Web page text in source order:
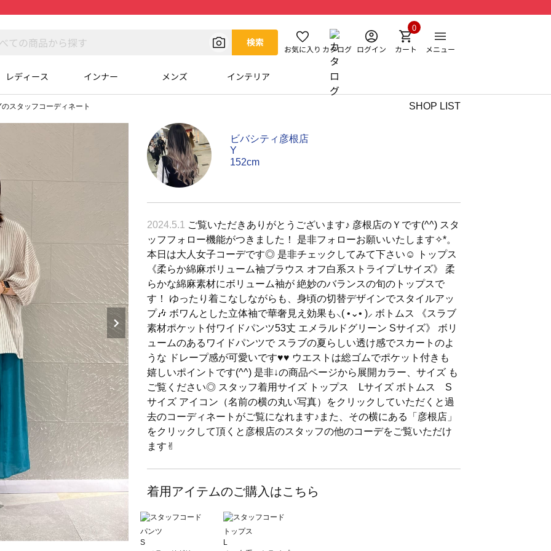
検索
お気に入り カタログ ログイン カート
0
メニュー
レディース インナー メンズ インテリア
のスタッフコーディネート SHOP LIST
ビバシティ彦根店
Y
152cm
2024.5.1
ご覧いただきありがとうございます♪ 彦根店のＹです(^^) スタ
ッフフォロー機能がつきました！ 是非フォローお願いいたします✧︎*。
本日は大人女子コーデです◎ 是非チェックしてみて下さい☺︎︎ トップス
《柔らか綿麻ボリューム袖ブラウス オフ白系ストライプ Lサイズ》 柔
らかな綿麻素材にボリューム袖が 絶妙のバランスの旬のトップスで
す！ ゆったり着こなしながらも、身頃の切替デザインでスタイルアッ
プ🎶 ボワんとした立体袖で華奢見え効果も⸜( •⌄• )⸝ ボトムス 《スラブ
素材ポケット付ワイドパンツ53丈 エメラルドグリーン Sサイズ》 ボリ
ュームのあるワイドパンツで スラブの夏らしい透け感でスカートのよ
うな ドレープ感が可愛いです♥♥ ウエストは総ゴムでポケット付きも
嬉しいポイントです(^^) 是非↓の商品ページから展開カラー、サイズ も
ご覧ください◎ スタッフ着用サイズ トップス Lサイズ ボトムス S
サイズ アイコン（名前の横の丸い写真）をクリックしていただくと過
去のコーディネートがご覧になれます♪また、その横にある「彦根店」
をクリックして頂くと彦根店のスタッフの他のコーデをご覧いただけ
ます✌︎
着用アイテムのご購入はこちら
パンツ
S
トップス
L